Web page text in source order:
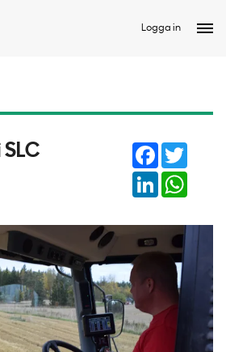
Logga in
Facebook
LinkedIn